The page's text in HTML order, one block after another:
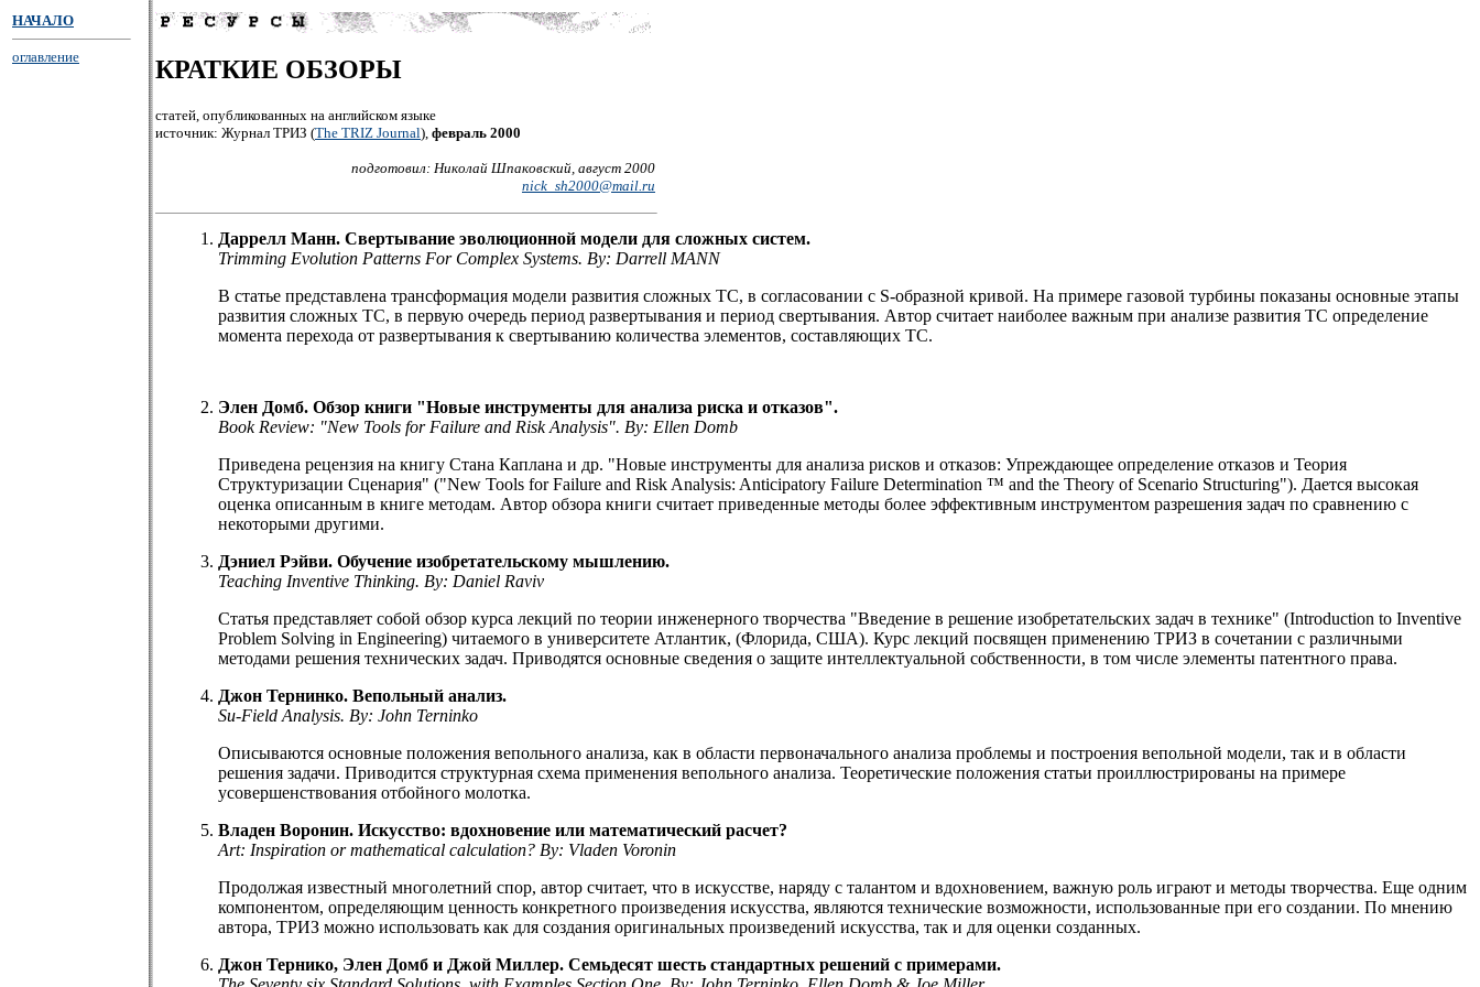
НАЧАЛО
оглавление КРАТКИЕ ОБЗОРЫ
статей, опубликованных на английском языке
источник: Журнал ТРИЗ (The TRIZ Journal), февраль 2000
подготовил: Николай Шпаковский, август 2000
nick_sh2000@mail.ru
Даррелл Манн. Свертывание эволюционной модели для сложных систем.
Trimming Evolution Patterns For Complex Systems. By: Darrell MANN
В статье представлена трансформация модели развития сложных ТС, в согласовании с S-образной кривой. На примере газовой турбины показаны основные этапы
развития сложных ТС, в первую очередь период развертывания и период свертывания. Автор считает наиболее важным при анализе развития ТС определение
момента перехода от развертывания к свертыванию количества элементов, составляющих ТС.
Элен Домб. Обзор книги "Новые инструменты для анализа риска и отказов".
Book Review: "New Tools for Failure and Risk Analysis". By: Ellen Domb
Приведена рецензия на книгу Стана Каплана и др. "Новые инструменты для анализа рисков и отказов: Упреждающее определение отказов и Теория
Структуризации Сценария" ("New Tools for Failure and Risk Analysis: Anticipatory Failure Determination ™ and the Theory of Scenario Structuring"). Дается высокая
оценка описанным в книге методам. Автор обзора книги считает приведенные методы более эффективным инструментом разрешения задач по сравнению с
некоторыми другими.
Дэниел Рэйви. Обучение изобретательскому мышлению.
Teaching Inventive Thinking. By: Daniel Raviv
Статья представляет собой обзор курса лекций по теории инженерного творчества "Введение в решение изобретательских задач в технике" (Introduction to Inventive
Problem Solving in Engineering) читаемого в университете Атлантик, (Флорида, США). Курс лекций посвящен применению ТРИЗ в сочетании с различными
методами решения технических задач. Приводятся основные сведения о защите интеллектуальной собственности, в том числе элементы патентного права.
Джон Тернинко. Вепольный анализ.
Su-Field Analysis. By: John Terninko
Описываются основные положения вепольного анализа, как в области первоначального анализа проблемы и построения вепольной модели, так и в области
решения задачи. Приводится структурная схема применения вепольного анализа. Теоретические положения статьи проиллюстрированы на примере
усовершенствования отбойного молотка.
Владен Воронин. Искусство: вдохновение или математический расчет?
Art: Inspiration or mathematical calculation? By: Vladen Voronin
Продолжая известный многолетний спор, автор считает, что в искусстве, наряду с талантом и вдохновением, важную роль играют и методы творчества. Еще одним
компонентом, определяющим ценность конкретного произведения искусства, являются технические возможности, использованные при его создании. По мнению
автора, ТРИЗ можно использовать как для создания оригинальных произведений искусства, так и для оценки созданных.
Джон Тернико, Элен Домб и Джой Миллер. Семьдесят шесть стандартных решений с примерами.